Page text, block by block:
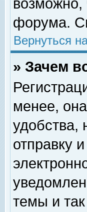
возможно,
форума.
Вернуться
» Зачем
менее,
удобства,
отправку
темы и